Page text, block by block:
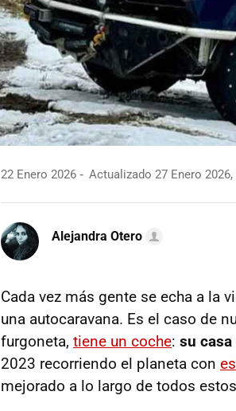
22 Enero 2026 Actualizado 27 Enero 2026,
Alejandra Otero
Cada vez más gente se echa a la
una autocaravana. Es el caso de
furgoneta, tiene un coche: su
2023 recorriendo el planeta con
mejorado a lo largo de todos